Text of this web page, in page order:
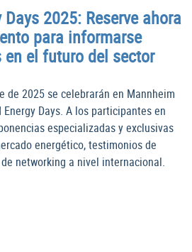
2025: Reserve ahora
para informarse
en el futuro del sector
de 2025 se celebrarán en Mannheim
Days. A los participantes en
especializadas y exclusivas
energético, testimonios de
networking a nivel internacional.